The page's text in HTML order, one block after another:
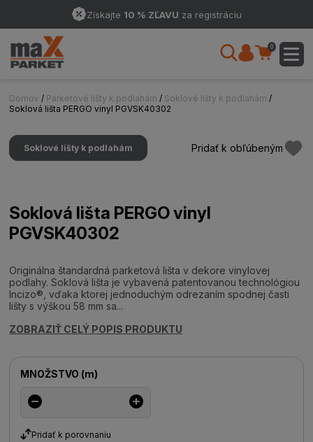
Získajte 10 % ZĽAVU za registráciu
0
Domov / Parketové lišty k podlahám / Soklové lišty k podlahám /
Soklová lišta PERGO vinyl PGVSK40302
Soklové lišty k podlahám Pridať k obľúbeným
Soklová lišta PERGO vinyl
PGVSK40302
Originálna štandardná parketová lišta v dekore vinylovej
podlahy. Soklová lišta je vybavená patentovanou technológiou
Incizo®, vďaka ktorej jednoduchým odrezaním spodnej časti
lišty s výškou 58 mm sa...
ZOBRAZIŤ CELÝ POPIS PRODUKTU
MNOŽSTVO (m)
Pridať k porovnaniu